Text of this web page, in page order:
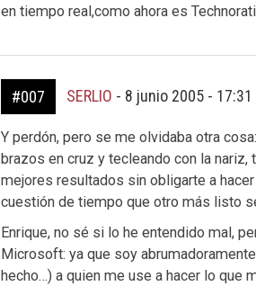
en tiempo real,como ahora es
#007 SERLIO - 8 junio 2005 - 17:31
Y perdón, pero se me olvidaba otra
brazos en cruz y tecleando con la
mejores resultados sin obligarte a
cuestión de tiempo que otro más listo
Enrique, no sé si lo he entendido mal,
Microsoft: ya que soy
hecho…) a quien me use a hacer lo que